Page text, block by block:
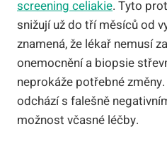
screening celiakie. Tyto
snižují už do tří měsíců od
znamená, že lékař nemusí
onemocnění a biopsie
neprokáže potřebné
odchází s falešně
možnost včasné léčby.